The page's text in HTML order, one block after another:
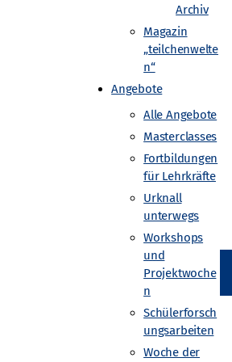
Archiv
Magazin
„teilchenwelte
n“
Angebote
Alle Angebote
Masterclasses
Fortbildungen
für Lehrkräfte
Urknall
unterwegs
Workshops
und
Projektwoche
n
Schülerforsch
ungsarbeiten
Woche der
Dazu laden die
Masterclasses
Sie identifizieren
Das Programm